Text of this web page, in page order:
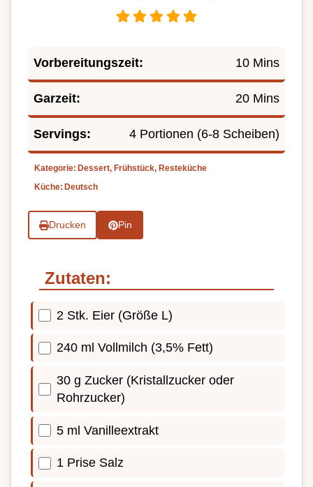
Vorbereitungszeit: 10 Mins
Garzeit: 20 Mins
Servings: 4 Portionen (6-8 Scheiben)
Kategorie: Dessert, Frühstück, Resteküche
Küche: Deutsch
Drucken Pin
Zutaten:
2 Stk. Eier (Größe L)
240 ml Vollmilch (3,5% Fett)
30 g Zucker (Kristallzucker oder
Rohrzucker)
5 ml Vanilleextrakt
1 Prise Salz